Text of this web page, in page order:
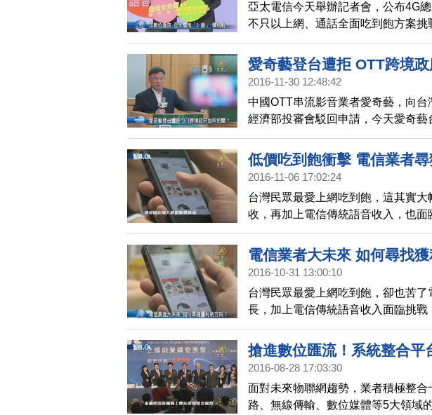
亞太電信今天舉辦記者會，公布4G
不只以上網、通話全面吃到飽方案
位機上盒，展現進軍數位匯流市場企
愛奇藝登台遭拒 OTT跨境政
2016-11-30 12:48:42
中國OTT串流影音業者愛奇藝，向台
經濟部投審會駁回申請，今天愛奇
為決策不合法，引起各方討論。
低價吃到飽衝擊 電信業者
2016-11-06 17:02:24
台灣民眾最愛上網吃到飽，這其實
收，再加上電信傳統語音收入，也
思考多角化經營，跨足新創事業，或
電信業者大未來 如何尋找獲
2016-10-31 13:00:10
台灣民眾最愛上網吃到飽，卻也苦
長，加上電信傳統語音收入面臨挑
足新創事業，或物聯網相關領域，
搶進數位匯流！系統整合平
2016-08-28 17:03:30
面對未來物聯網趨勢，業者積極整
路、無線傳輸、數位媒體等5大領域